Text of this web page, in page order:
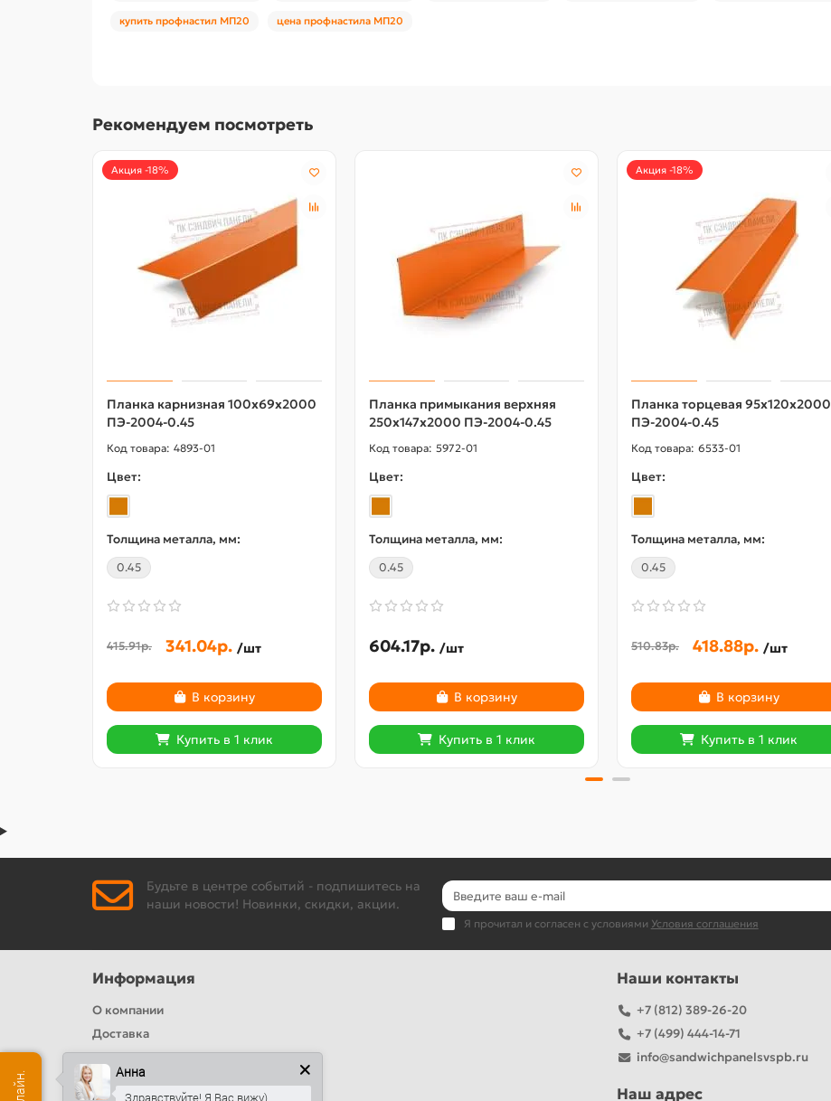
купить профнастил МП20 цена профнастила МП20
Рекомендуем посмотреть
Акция -18%
Планка карнизная 100х69х2000
ПЭ-2004-0.45
4893-01
Цвет:
Толщина металла, мм:
0.45
415.91р. 341.04р. /шт
В корзину
Купить в 1 клик
Планка примыкания верхняя
250х147х2000 ПЭ-2004-0.45
5972-01
Цвет:
Толщина металла, мм:
0.45
604.17р. /шт
В корзину
Купить в 1 клик
Акция -18%
Планка торцевая 95х120х2000
ПЭ-2004-0.45
6533-01
Цвет:
Толщина металла, мм:
0.45
510.83р. 418.88р. /шт
В корзину
Купить в 1 клик
Будьте в центре событий - подпишитесь на
наши новости! Новинки, скидки, акции.
Я прочитал и согласен с условиями Условия соглашения
Информация
О компании
Доставка
Политика безопасности
Условия соглашения
Наши контакты
+7 (812) 389-26-20
+7 (499) 444-14-71
info@sandwichpanelsvspb.ru
Наш адрес
Анна
Здравствуйте! Я Вас вижу)